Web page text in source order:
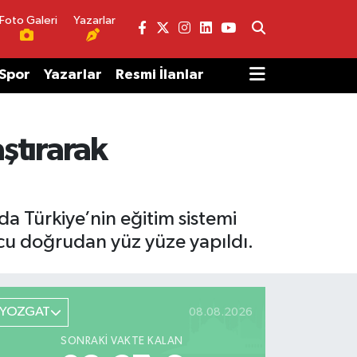
Foto Galeri Yazarlar
Yazarlar Resmi İlanlar
Türkiye’nin eğitim sistemi
doğrudan yüz yüze yapıldı.
YOZGAT 08.08.2026
SONRAKI VAKTE KALAN